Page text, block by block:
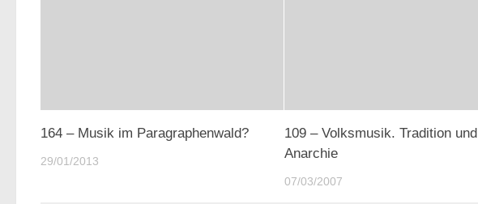
164 – Musik im Paragraphenwald?
29/01/2013
109 – Volksmusik. Tradition und
Anarchie
07/03/2007